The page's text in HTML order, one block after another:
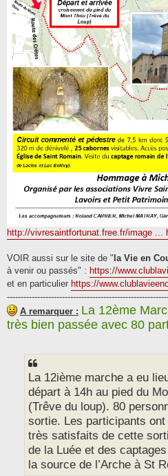
http://vivresaintfortunat.free.fr/image ...
VOIR aussi sur le site de " la Vie en
à venir ou passés" : https://
et en particulier https://
A remarquer : La 12ème
très bien passée avec 80
La 12ième marche a eu
départ à 14h au pied du
(Trêve du loup). 80
sortie. Les participants ont
très satisfaits de cette
de la Luée et des
la source de l’Arche à St